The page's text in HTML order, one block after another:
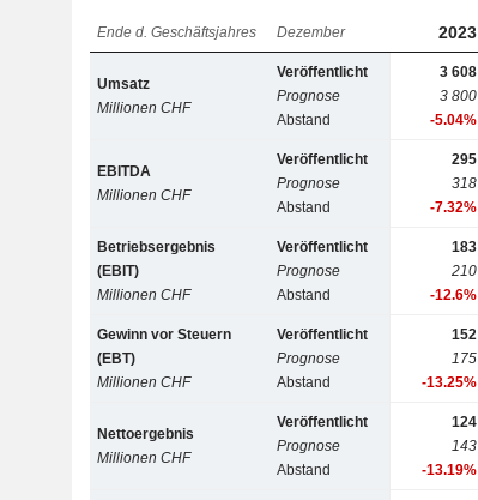
Ende d. Geschäftsjahres Dezember 2023
Umsatz
Millionen CHF
Veröffentlicht
Prognose
Abstand
3 608
3 800
-5.04%
EBITDA
Millionen CHF
Veröffentlicht
Prognose
Abstand
295
318
-7.32%
Betriebsergebnis
(EBIT)
Millionen CHF
Veröffentlicht
Prognose
Abstand
183
210
-12.6%
Gewinn vor Steuern
(EBT)
Millionen CHF
Veröffentlicht
Prognose
Abstand
152
175
-13.25%
Nettoergebnis
Millionen CHF
Veröffentlicht
Prognose
Abstand
124
143
-13.19%